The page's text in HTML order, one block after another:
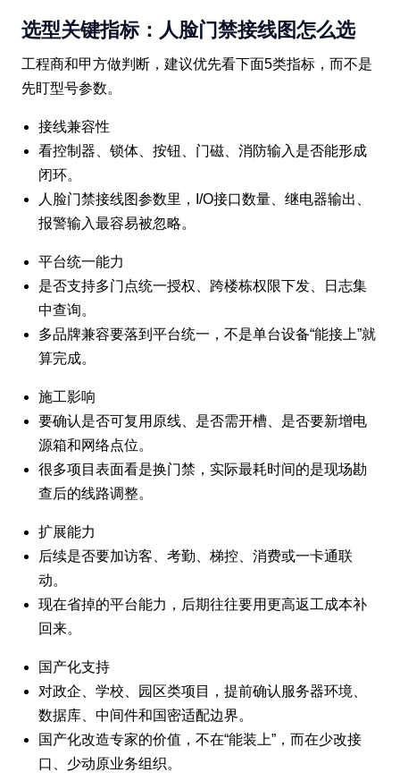
选型关键指标：人脸门禁接线图怎么选
工程商和甲方做判断，建议优先看下面5类指标，而不是
先盯型号参数。
接线兼容性
看控制器、锁体、按钮、门磁、消防输入是否能形成
闭环。
人脸门禁接线图参数里，I/O接口数量、继电器输出、
报警输入最容易被忽略。
平台统一能力
是否支持多门点统一授权、跨楼栋权限下发、日志集
中查询。
多品牌兼容要落到平台统一，不是单台设备“能接上”就
算完成。
施工影响
要确认是否可复用原线、是否需开槽、是否要新增电
源箱和网络点位。
很多项目表面看是换门禁，实际最耗时间的是现场勘
查后的线路调整。
扩展能力
后续是否要加访客、考勤、梯控、消费或一卡通联
动。
现在省掉的平台能力，后期往往要用更高返工成本补
回来。
国产化支持
对政企、学校、园区类项目，提前确认服务器环境、
数据库、中间件和国密适配边界。
国产化改造专家的价值，不在“能装上”，而在少改接
口、少动原业务组织。